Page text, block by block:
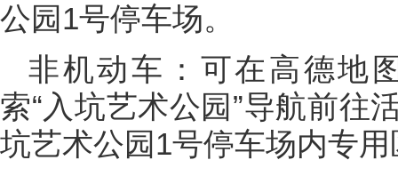
公园1号停车场。
非机动车：可在高德地
索“入坑艺术公园”导航前往
坑艺术公园1号停车场内专